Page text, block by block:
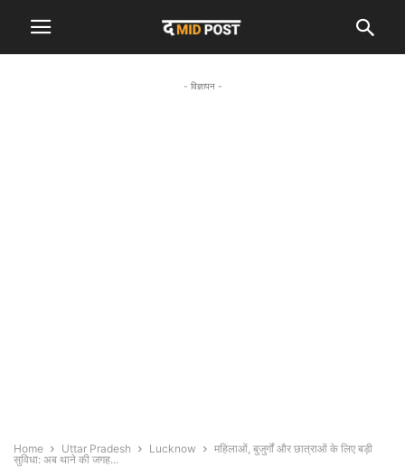
- विज्ञापन -
Home Uttar Pradesh Lucknow
महिलाओं, बुजुर्गों और छात्राओं के लिए बड़ी
सुविधा: अब थाने की जगह...